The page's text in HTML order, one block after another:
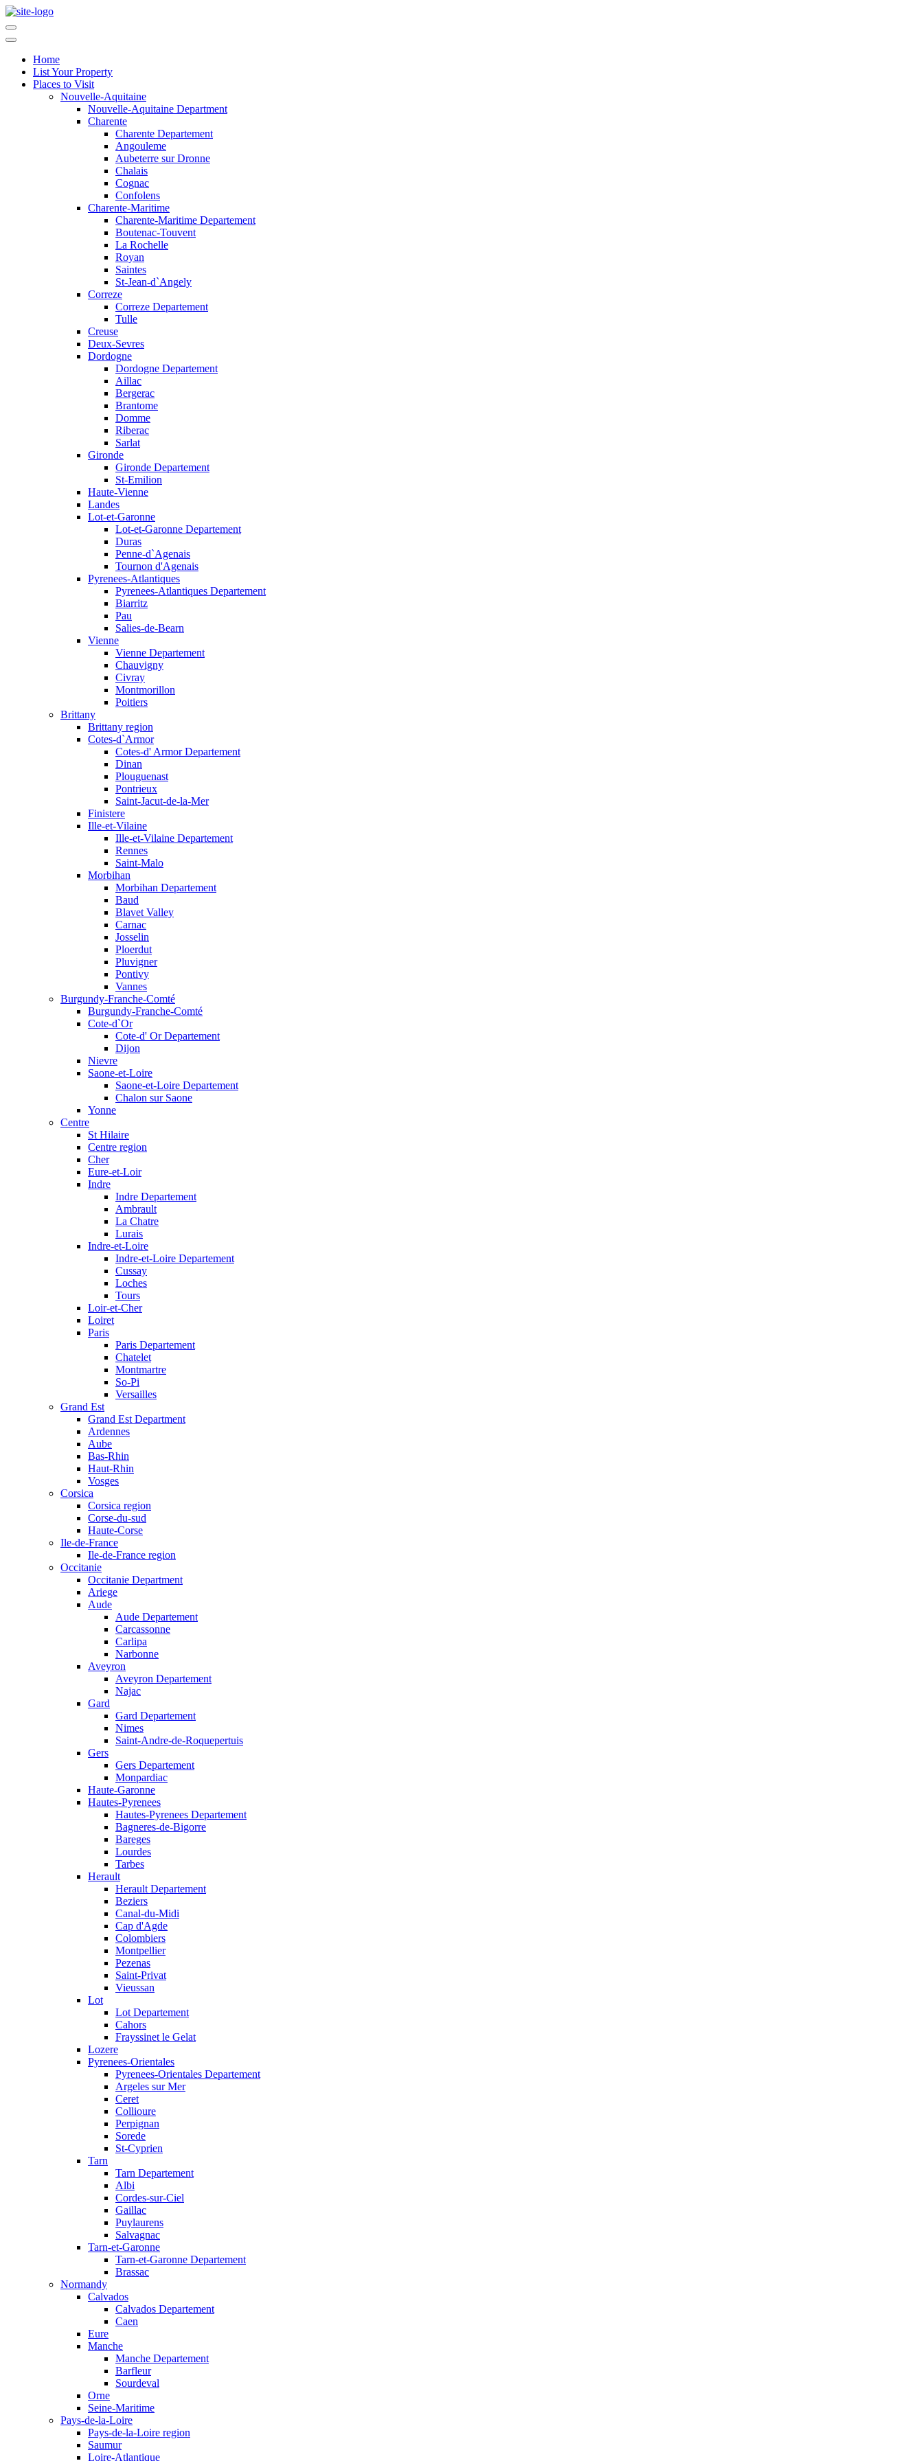
Home
List Your Property
Places to Visit
Nouvelle-Aquitaine
Nouvelle-Aquitaine Department
Charente
Charente Departement
Angouleme
Aubeterre sur Dronne
Chalais
Cognac
Confolens
Charente-Maritime
Charente-Maritime Departement
Boutenac-Touvent
La Rochelle
Royan
Saintes
St-Jean-d`Angely
Correze
Correze Departement
Tulle
Creuse
Deux-Sevres
Dordogne
Dordogne Departement
Aillac
Bergerac
Brantome
Domme
Riberac
Sarlat
Gironde
Gironde Departement
St-Emilion
Haute-Vienne
Landes
Lot-et-Garonne
Lot-et-Garonne Departement
Duras
Penne-d`Agenais
Tournon d'Agenais
Pyrenees-Atlantiques
Pyrenees-Atlantiques Departement
Biarritz
Pau
Salies-de-Bearn
Vienne
Vienne Departement
Chauvigny
Civray
Montmorillon
Poitiers
Brittany
Brittany region
Cotes-d`Armor
Cotes-d' Armor Departement
Dinan
Plouguenast
Pontrieux
Saint-Jacut-de-la-Mer
Finistere
Ille-et-Vilaine
Ille-et-Vilaine Departement
Rennes
Saint-Malo
Morbihan
Morbihan Departement
Baud
Blavet Valley
Carnac
Josselin
Ploerdut
Pluvigner
Pontivy
Vannes
Burgundy-Franche-Comté
Burgundy-Franche-Comté
Cote-d`Or
Cote-d' Or Departement
Dijon
Nievre
Saone-et-Loire
Saone-et-Loire Departement
Chalon sur Saone
Yonne
Centre
St Hilaire
Centre region
Cher
Eure-et-Loir
Indre
Indre Departement
Ambrault
La Chatre
Lurais
Indre-et-Loire
Indre-et-Loire Departement
Cussay
Loches
Tours
Loir-et-Cher
Loiret
Paris
Paris Departement
Chatelet
Montmartre
So-Pi
Versailles
Grand Est
Grand Est Department
Ardennes
Aube
Bas-Rhin
Haut-Rhin
Vosges
Corsica
Corsica region
Corse-du-sud
Haute-Corse
Ile-de-France
Ile-de-France region
Occitanie
Occitanie Department
Ariege
Aude
Aude Departement
Carcassonne
Carlipa
Narbonne
Aveyron
Aveyron Departement
Najac
Gard
Gard Departement
Nimes
Saint-Andre-de-Roquepertuis
Gers
Gers Departement
Monpardiac
Haute-Garonne
Hautes-Pyrenees
Hautes-Pyrenees Departement
Bagneres-de-Bigorre
Bareges
Lourdes
Tarbes
Herault
Herault Departement
Beziers
Canal-du-Midi
Cap d'Agde
Colombiers
Montpellier
Pezenas
Saint-Privat
Vieussan
Lot
Lot Departement
Cahors
Frayssinet le Gelat
Lozere
Pyrenees-Orientales
Pyrenees-Orientales Departement
Argeles sur Mer
Ceret
Collioure
Perpignan
Sorede
St-Cyprien
Tarn
Tarn Departement
Albi
Cordes-sur-Ciel
Gaillac
Puylaurens
Salvagnac
Tarn-et-Garonne
Tarn-et-Garonne Departement
Brassac
Normandy
Calvados
Calvados Departement
Caen
Eure
Manche
Manche Departement
Barfleur
Sourdeval
Orne
Seine-Maritime
Pays-de-la-Loire
Pays-de-la-Loire region
Saumur
Loire-Atlantique